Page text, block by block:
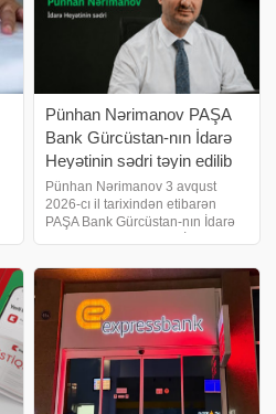
Pünhan Nərimanov PAŞA
Bank Gürcüstan-nın İdarə
Heyətinin sədri təyin edilib
Pünhan Nərimanov 3 avqust
2026-cı il tarixindən etibarən
PAŞA Bank Gürcüstan-nın İdarə
Bu təyinat bankda əvvəlcədən
planlaşdırılmış rəhbərlik
dəyişikliyi prosesini